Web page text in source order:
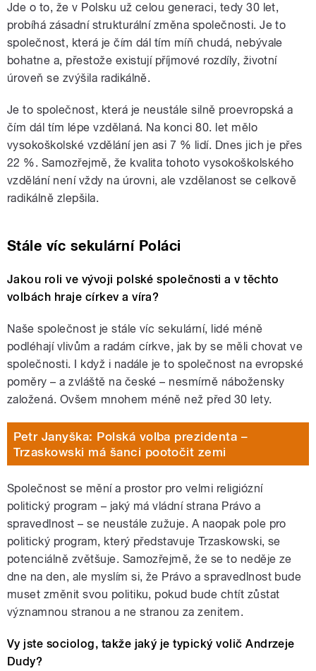
Jde o to, že v Polsku už celou generaci, tedy 30 let,
probíhá zásadní strukturální změna společnosti. Je to
společnost, která je čím dál tím míň chudá, nebývale
bohatne a, přestože existují příjmové rozdíly, životní
úroveň se zvýšila radikálně.
Je to společnost, která je neustále silně proevropská a
čím dál tím lépe vzdělaná. Na konci 80. let mělo
vysokoškolské vzdělání jen asi 7 % lidí. Dnes jich je přes
22 %. Samozřejmě, že kvalita tohoto vysokoškolského
vzdělání není vždy na úrovni, ale vzdělanost se celkově
radikálně zlepšila.
Stále víc sekulární Poláci
Jakou roli ve vývoji polské společnosti a v těchto
volbách hraje církev a víra?
Naše společnost je stále víc sekulární, lidé méně
podléhají vlivům a radám církve, jak by se měli chovat ve
společnosti. I když i nadále je to společnost na evropské
poměry – a zvláště na české – nesmírně nábožensky
založená. Ovšem mnohem méně než před 30 lety.
Petr Janyška: Polská volba prezidenta –
Trzaskowski má šanci pootočit zemi
Společnost se mění a prostor pro velmi religiózní
politický program – jaký má vládní strana Právo a
spravedlnost – se neustále zužuje. A naopak pole pro
politický program, který představuje Trzaskowski, se
potenciálně zvětšuje. Samozřejmě, že se to neděje ze
dne na den, ale myslím si, že Právo a spravedlnost bude
muset změnit svou politiku, pokud bude chtít zůstat
významnou stranou a ne stranou za zenitem.
Vy jste sociolog, takže jaký je typický volič Andrzeje
Dudy?